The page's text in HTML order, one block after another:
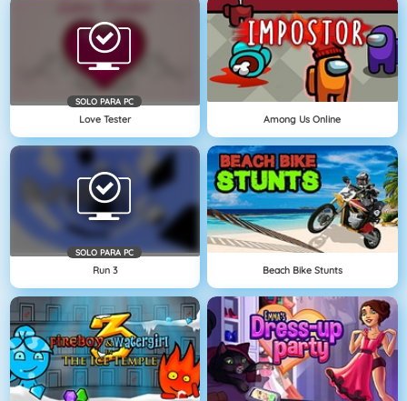
SOLO PARA PC
Love Tester Among Us Online
SOLO PARA PC
Run 3 Beach Bike Stunts